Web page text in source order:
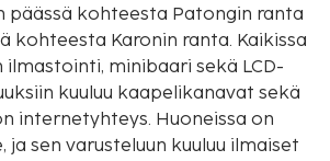
päässä kohteesta Patongin ranta
kohteesta Karonin ranta. Kaikissa
ilmastointi, minibaari sekä LCD-
kuuluu kaapelikanavat sekä
internetyhteys. Huoneissa on
ja sen varusteluun kuuluu ilmaiset